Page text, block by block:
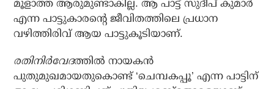
മൂളാത്ത ആരുമുണ്ടാകില്ല. ആ പാട്ട് സുദീപ് കുമാര്‍
എന്ന പാട്ടുകാരന്റെ ജീവിതത്തിലെ പ്രധാന
വഴിത്തിരിവ് ആയ പാട്ടുകൂടിയാണ്.
രതിനിര്‍വേദത്തിൽ നായകന്‍
പുതുമുഖമായതുകൊണ്ട് ‘ചെമ്പകപ്പൂ’ എന്ന പാട്ടിന്